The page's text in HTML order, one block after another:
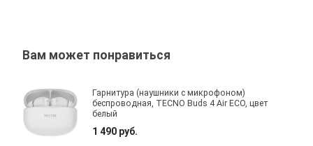
Вам может понравиться
Гарнитура (наушники с микрофоном)
беспроводная, TECNO Buds 4 Air ECO, цвет
белый
1 490 руб.